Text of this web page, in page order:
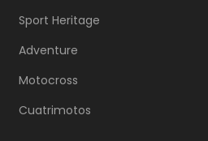
Sport Heritage
Adventure
Motocross
Cuatrimotos